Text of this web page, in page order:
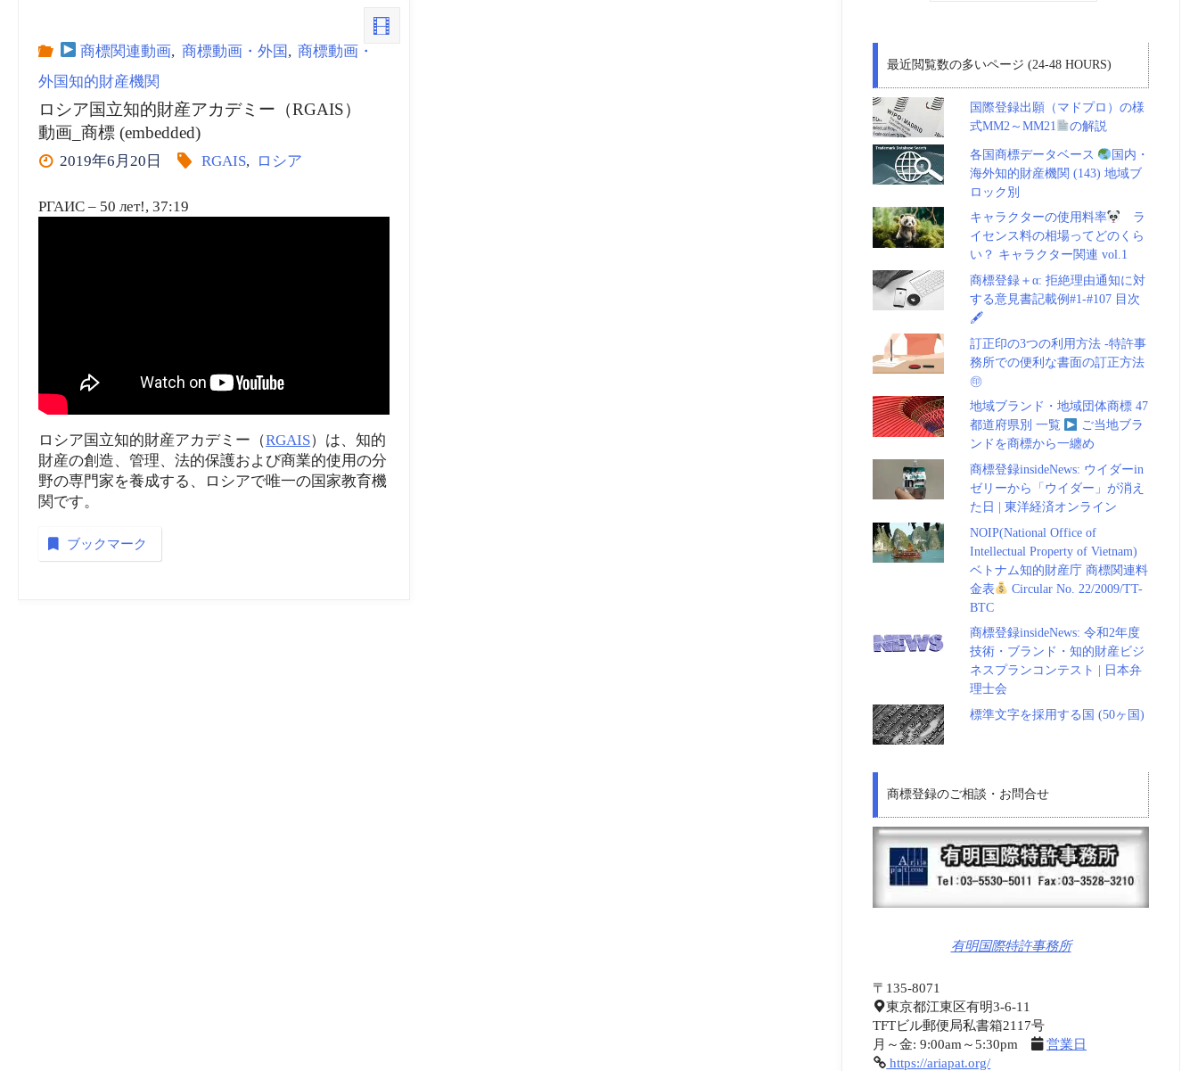
商標関連動画, 商標動画・外国 , 商標動画・
外国知的財産機関
ロシア国立知的財産アカデミー（RGAIS）
動画_商標 (embedded)
2019年6月20日 RGAIS, ロシア
РГАИС – 50 лет!, 37:19
ロシア国立知的財産アカデミー（RGAIS）は、知的
財産の創造、管理、法的保護および商業的使用の分
野の専門家を養成する、ロシアで唯一の国家教育機
関です。
ブックマーク
最近閲覧数の多いページ (24-48 HOURS)
国際登録出願（マドプロ）の様
式MM2～MM21
の解説
各国商標データベース
国内・
海外知的財産機関 (143) 地域ブ
ロック別
キャラクターの使用料率
ラ
イセンス料の相場ってどのくら
い？ キャラクター関連 vol.1
商標登録＋α: 拒絶理由通知に対
する意見書記載例#1-#107 目次
🖋
訂正印の3つの利用方法 -特許事
務所での便利な書面の訂正方法
㊞
地域ブランド・地域団体商標 47
都道府県別 一覧
ご当地ブラ
ンドを商標から一纏め
商標登録insideNews: ウイダーin
ゼリーから「ウイダー」が消え
た日 | 東洋経済オンライン
NOIP(National Office of
Intellectual Property of Vietnam)
ベトナム知的財産庁 商標関連料
金表
Circular No. 22/2009/TT-
BTC
商標登録insideNews: 令和2年度
技術・ブランド・知的財産ビジ
ネスプランコンテスト | 日本弁
理士会
標準文字を採用する国 (50ヶ国)
商標登録のご相談・お問合せ
有明国際特許事務所
〒135-8071
東京都江東区有明3-6-11
TFTビル郵便局私書箱2117号
月～金: 9:00am～5:30pm
営業日
https://ariapat.org/